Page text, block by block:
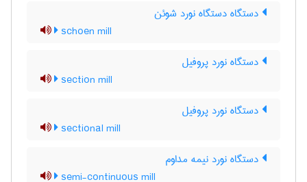
دستگاه دستگاه نورد شوئن
schoen mill
دستگاه نورد پروفیل
section mill
دستگاه نورد پروفیل
sectional mill
دستگاه نورد نیمه مداوم
semi-continuous mill